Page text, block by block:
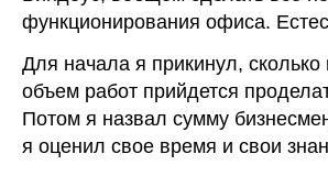
функционирования офиса.
Для начала я прикинул,
объем работ прийдется
Потом я назвал сумму
я оценил свое время и свои